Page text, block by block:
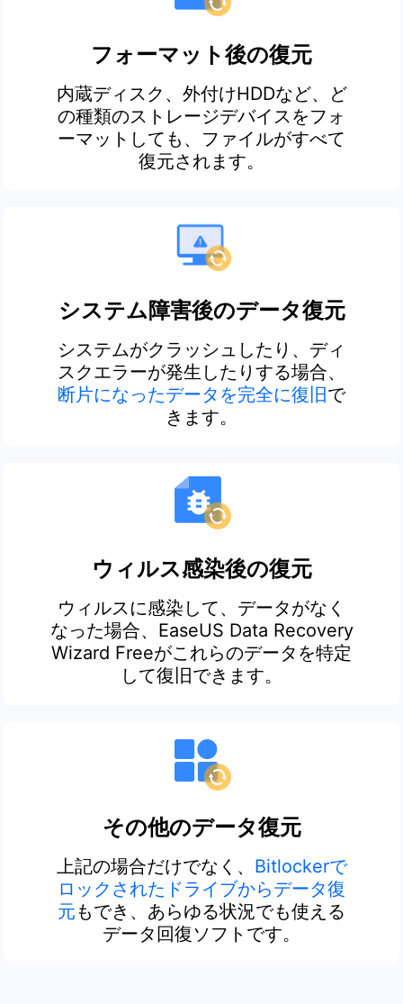
フォーマット後の復元
内蔵ディスク、外付けHDDなど、ど
の種類のストレージデバイスをフォ
ーマットしても、ファイルがすべて
復元されます。
システム障害後のデータ復元
システムがクラッシュしたり、ディ
スクエラーが発生したりする場合、
断片になったデータを完全に復旧で
きます。
ウィルス感染後の復元
ウィルスに感染して、データがなく
なった場合、EaseUS Data Recovery
Wizard Freeがこれらのデータを特定
して復旧できます。
その他のデータ復元
上記の場合だけでなく、 Bitlockerで
ロックされたドライブからデータ復
元もでき、あらゆる状況でも使える
データ回復ソフトです。